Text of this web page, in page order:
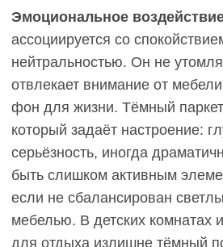
Психологический комфорт.Светлые тона
порядка, успокаивают. Это важно для
детских комнат, домашних офисов —
пространств, где проводят много времени и
Видны тёмные пятна и загрязнения.
грязь от уличной обуви, пролитый кофе,
контрастируют сильно. В прихожей или
может требовать более частой уборки,
если в доме есть дети или домашние
Недостаткисветлого паркета